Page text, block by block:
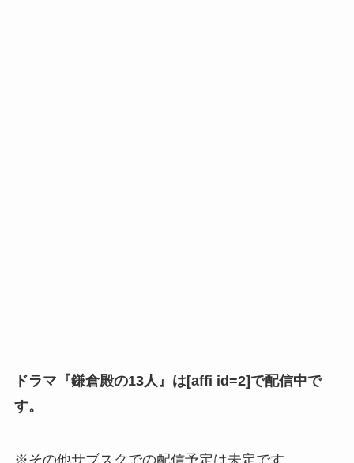
ドラマ『鎌倉殿の13人』は[affi id=2]で配信中で
す。
※その他サブスクでの配信予定は未定です。